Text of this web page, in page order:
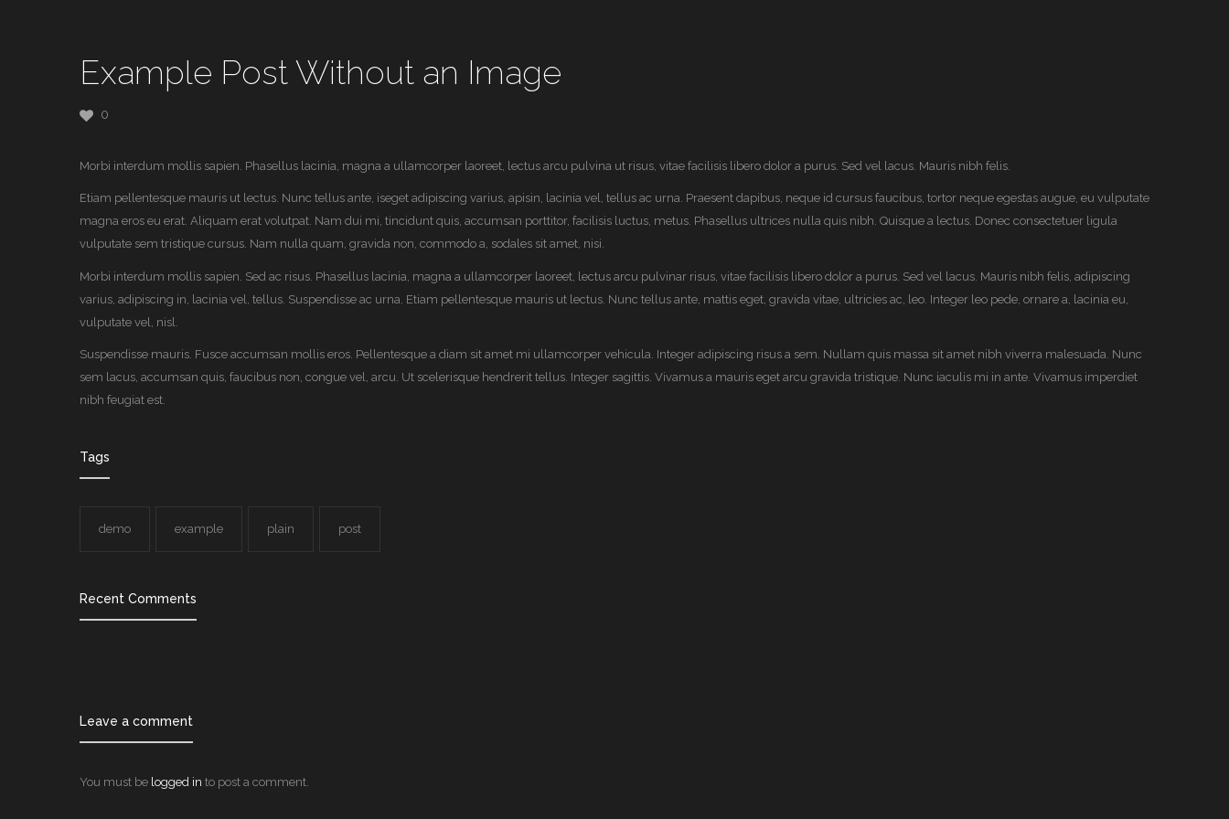
Example Post Without an Image
0
Morbi interdum mollis sapien. Phasellus lacinia, magna a ullamcorper laoreet, lectus arcu pulvina ut risus, vitae facilisis libero dolor a purus. Sed vel lacus. Mauris nibh felis.
Etiam pellentesque mauris ut lectus. Nunc tellus ante, iseget adipiscing varius, apisin, lacinia vel, tellus ac urna. Praesent dapibus, neque id cursus faucibus, tortor neque egestas augue, eu vulputate
magna eros eu erat. Aliquam erat volutpat. Nam dui mi, tincidunt quis, accumsan porttitor, facilisis luctus, metus. Phasellus ultrices nulla quis nibh. Quisque a lectus. Donec consectetuer ligula
vulputate sem tristique cursus. Nam nulla quam, gravida non, commodo a, sodales sit amet, nisi.
Morbi interdum mollis sapien. Sed ac risus. Phasellus lacinia, magna a ullamcorper laoreet, lectus arcu pulvinar risus, vitae facilisis libero dolor a purus. Sed vel lacus. Mauris nibh felis, adipiscing
varius, adipiscing in, lacinia vel, tellus. Suspendisse ac urna. Etiam pellentesque mauris ut lectus. Nunc tellus ante, mattis eget, gravida vitae, ultricies ac, leo. Integer leo pede, ornare a, lacinia eu,
vulputate vel, nisl.
Suspendisse mauris. Fusce accumsan mollis eros. Pellentesque a diam sit amet mi ullamcorper vehicula. Integer adipiscing risus a sem. Nullam quis massa sit amet nibh viverra malesuada. Nunc
sem lacus, accumsan quis, faucibus non, congue vel, arcu. Ut scelerisque hendrerit tellus. Integer sagittis. Vivamus a mauris eget arcu gravida tristique. Nunc iaculis mi in ante. Vivamus imperdiet
nibh feugiat est.
Tags
demo example plain post
Recent Comments
Leave a comment
You must be logged in to post a comment.